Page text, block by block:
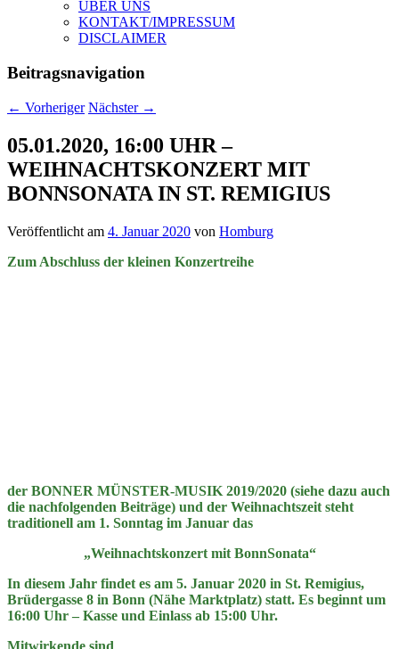
ÜBER UNS
KONTAKT/IMPRESSUM
DISCLAIMER
Beitragsnavigation
← Vorheriger Nächster →
05.01.2020, 16:00 UHR –
WEIHNACHTSKONZERT MIT
BONNSONATA IN ST. REMIGIUS
Veröffentlicht am 4. Januar 2020 von Homburg
Zum Abschluss der kleinen Konzertreihe
der BONNER MÜNSTER-MUSIK 2019/2020 (siehe dazu auch
die nachfolgenden Beiträge) und der Weihnachtszeit steht
traditionell am 1. Sonntag im Januar das
„Weihnachtskonzert mit BonnSonata“
In diesem Jahr findet es am 5. Januar 2020 in St. Remigius,
Brüdergasse 8 in Bonn (Nähe Marktplatz) statt. Es beginnt um
16:00 Uhr – Kasse und Einlass ab 15:00 Uhr.
Mitwirkende sind